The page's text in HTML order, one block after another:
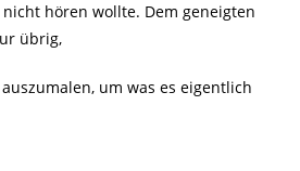
hören wollte. Dem geneigten
übrig,
um was es eigentlich